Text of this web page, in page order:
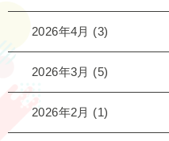
2026年4月 (3)
2026年3月 (5)
2026年2月 (1)